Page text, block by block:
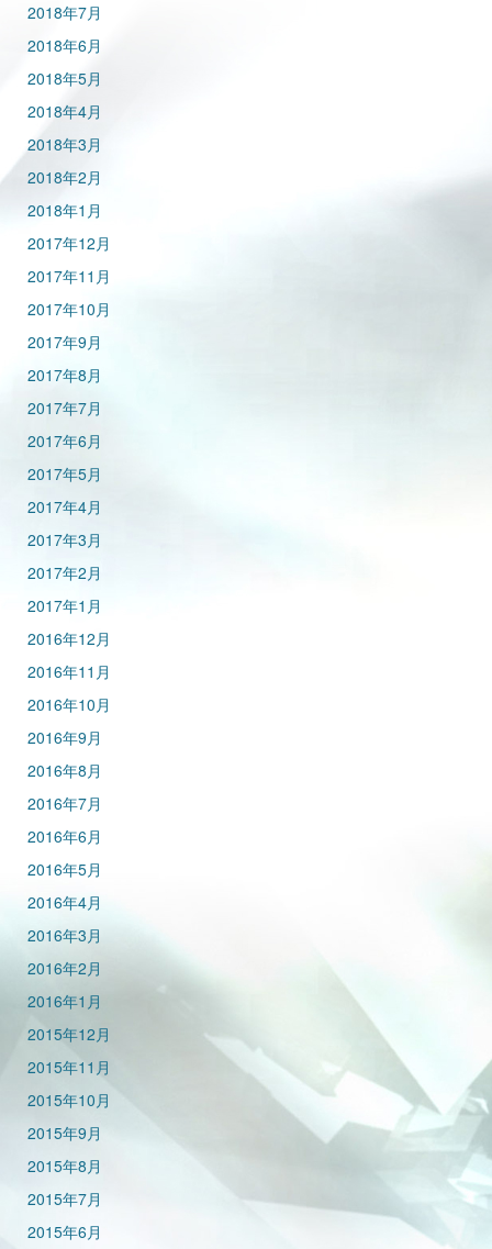
2018年7月
2018年6月
2018年5月
2018年4月
2018年3月
2018年2月
2018年1月
2017年12月
2017年11月
2017年10月
2017年9月
2017年8月
2017年7月
2017年6月
2017年5月
2017年4月
2017年3月
2017年2月
2017年1月
2016年12月
2016年11月
2016年10月
2016年9月
2016年8月
2016年7月
2016年6月
2016年5月
2016年4月
2016年3月
2016年2月
2016年1月
2015年12月
2015年11月
2015年10月
2015年9月
2015年8月
2015年7月
2015年6月